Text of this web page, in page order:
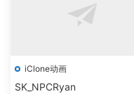
iClone动画
SK_NPCRyan